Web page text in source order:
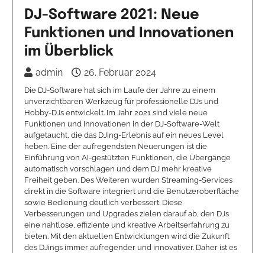
DJ-Software 2021: Neue
Funktionen und Innovationen
im Überblick
admin 26. Februar 2024
Die DJ-Software hat sich im Laufe der Jahre zu einem
unverzichtbaren Werkzeug für professionelle DJs und
Hobby-DJs entwickelt. Im Jahr 2021 sind viele neue
Funktionen und Innovationen in der DJ-Software-Welt
aufgetaucht, die das DJing-Erlebnis auf ein neues Level
heben. Eine der aufregendsten Neuerungen ist die
Einführung von AI-gestützten Funktionen, die Übergänge
automatisch vorschlagen und dem DJ mehr kreative
Freiheit geben. Des Weiteren wurden Streaming-Services
direkt in die Software integriert und die Benutzeroberfläche
sowie Bedienung deutlich verbessert. Diese
Verbesserungen und Upgrades zielen darauf ab, den DJs
eine nahtlose, effiziente und kreative Arbeitserfahrung zu
bieten. Mit den aktuellen Entwicklungen wird die Zukunft
des DJings immer aufregender und innovativer. Daher ist es